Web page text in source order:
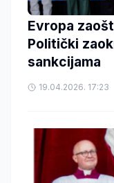
Evropa
Politički
sankcijama
19.04.2026. 17:23